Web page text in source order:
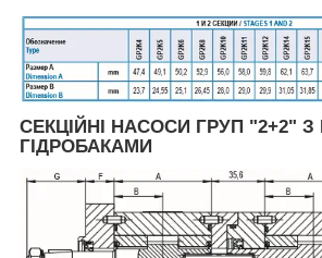
СЕКЦІЙНІ НАСОСИ ГРУП "2+2"
ГІДРОБАКАМИ